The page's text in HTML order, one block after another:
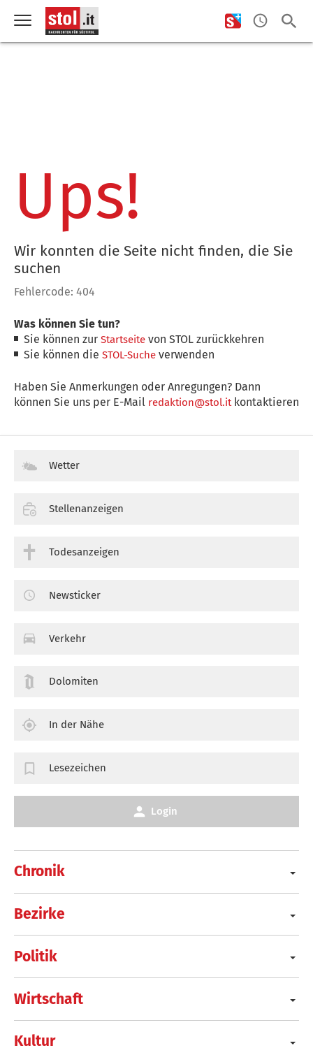
Ups!
Wir konnten die Seite nicht finden, die Sie
suchen
Fehlercode: 404
Was können Sie tun?
Sie können zurStartseite von STOL zurückkehren
Sie können dieSTOL-Suche verwenden
Haben Sie Anmerkungen oder Anregungen? Dann
können Sie uns per E-Mail redaktion@stol.itkontaktieren
Chronik
Bezirke
Politik
Wirtschaft
Kultur
Wetter
Stellenanzeigen
Todesanzeigen
Newsticker
Verkehr
Dolomiten
In der Nähe
Lesezeichen
Login